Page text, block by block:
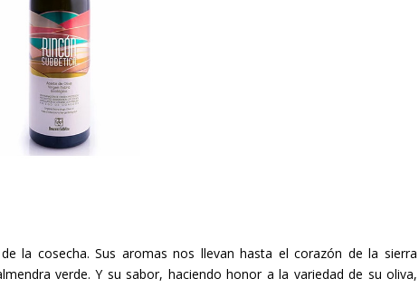
la cosecha. Sus aromas nos llevan hasta el corazón de la sierra
verde. Y su sabor, haciendo honor a la variedad de su oliva,